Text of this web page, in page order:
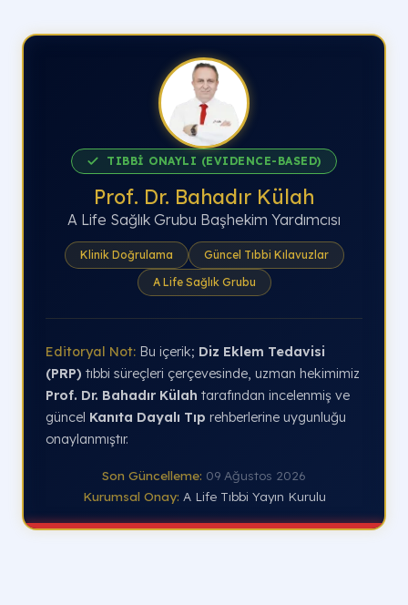
TIBBİ ONAYLI (EVIDENCE-BASED)
Prof. Dr. Bahadır Külah
A Life Sağlık Grubu Başhekim Yardımcısı
Klinik Doğrulama
Güncel Tıbbi Kılavuzlar
A Life Sağlık Grubu
Editoryal Not: Bu içerik; Diz Eklem Tedavisi
(PRP) tıbbi süreçleri çerçevesinde, uzman hekimimiz
Prof. Dr. Bahadır Külah tarafından incelenmiş ve
güncel Kanıta Dayalı Tıp rehberlerine uygunluğu
onaylanmıştır.
Son Güncelleme: 09 Ağustos 2026
Kurumsal Onay: A Life Tıbbi Yayın Kurulu